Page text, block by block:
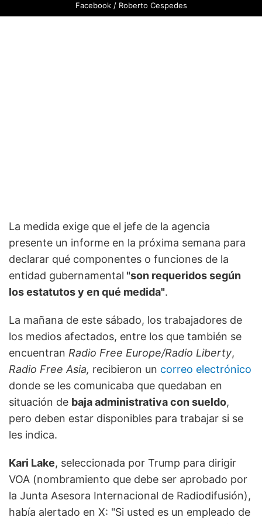
Facebook / Roberto Cespedes
La medida exige que el jefe de la agencia
presente un informe en la próxima semana para
declarar qué componentes o funciones de la
entidad gubernamental "son requeridos según
los estatutos y en qué medida".
La mañana de este sábado, los trabajadores de
los medios afectados, entre los que también se
encuentran Radio Free Europe/Radio Liberty,
Radio Free Asia, recibieron un correo electrónico
donde se les comunicaba que quedaban en
situación de baja administrativa con sueldo,
pero deben estar disponibles para trabajar si se
les indica.
Kari Lake, seleccionada por Trump para dirigir
VOA (nombramiento que debe ser aprobado por
la Junta Asesora Internacional de Radiodifusión),
había alertado en X: "Si usted es un empleado de